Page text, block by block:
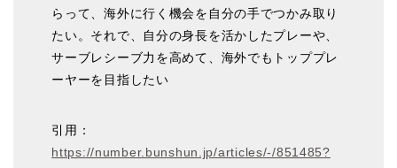
らって、海外に行く機会を自分の手でつかみ取り
たい。それで、自分の身長を活かしたプレーや、
サーブレシーブ力を高めて、海外でもトッププレ
ーヤーを目指したい
引用：
https://number.bunshun.jp/articles/-/851485?